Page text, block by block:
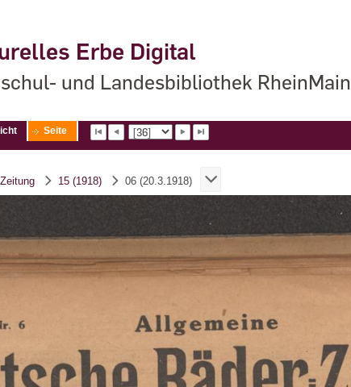
Erbe Digital
und Landesbibliothek RheinMain
Seite
15 (1918) 06 (20.3.1918)